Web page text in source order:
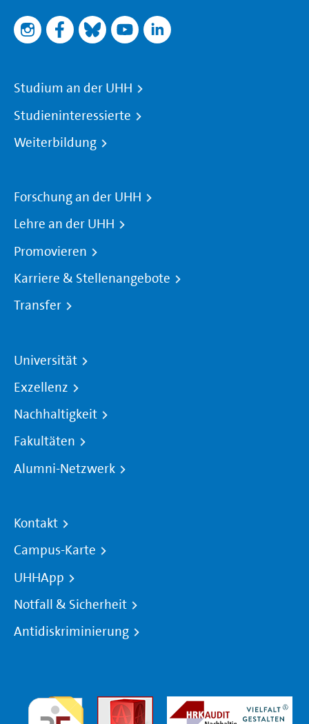
Studium an der UHH
Studieninteressierte
Weiterbildung
Forschung an der UHH
Lehre an der UHH
Promovieren
Karriere & Stellenangebote
Transfer
Universität
Exzellenz
Nachhaltigkeit
Fakultäten
Alumni-Netzwerk
Kontakt
Campus-Karte
UHHApp
Notfall & Sicherheit
Antidiskriminierung